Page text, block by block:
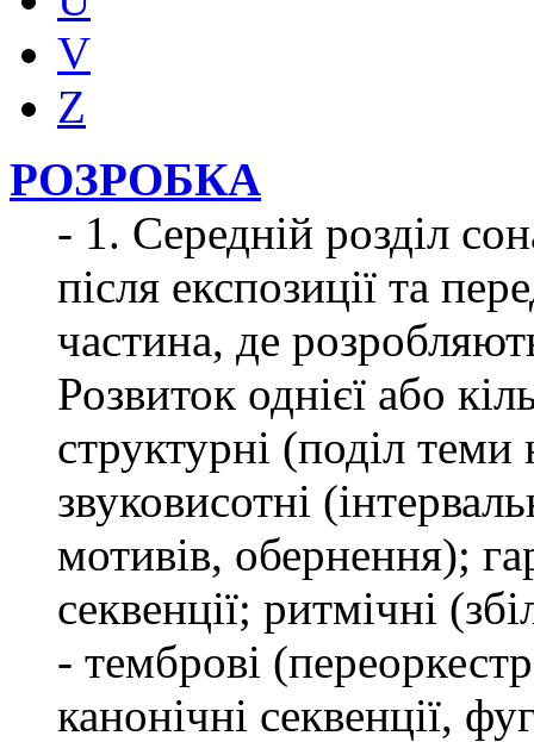
V
Z
РОЗРОБКА
- 1. Середній розділ
після експозиції та
частина, де
Розвиток однієї або
структурні (поділ
звуковисотні
мотивів, обернення);
секвенції; ритмічні
- темброві
канонічні секвенції,